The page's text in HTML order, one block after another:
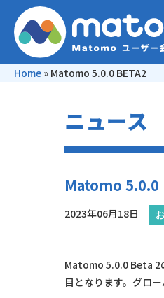
Home » Matomo 5.0.0 BETA2
ニュース
Matomo 5.0.0
2023年06月18日
Matomo 5.0.0 Beta 2
目となります。グロ